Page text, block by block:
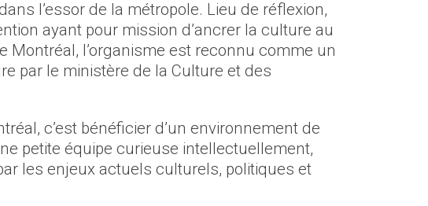
l’essor de la métropole. Lieu de réflexion,
ayant pour mission d’ancrer la culture au
l’organisme est reconnu comme un
par le ministère de la Culture et des
c’est bénéficier d’un environnement de
petite équipe curieuse intellectuellement,
les enjeux actuels culturels, politiques et